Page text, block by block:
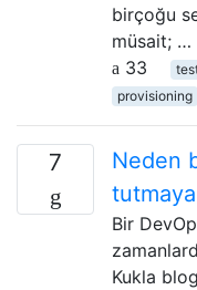
birçoğu
müsait; …
33
provisioning
7
Neden
tutmaya
Bir
Kukla